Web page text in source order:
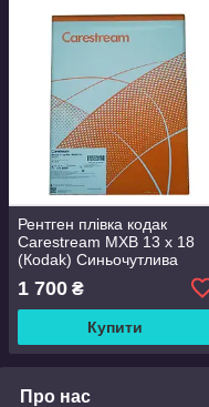
Рентген плівка кодак
Carestream МХВ 13 х 18
(Коdak) Синьочутлива
1 700 ₴
Купити
Про нас